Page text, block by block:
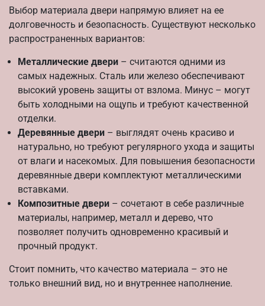
Выбор материала двери напрямую влияет на ее
долговечность и безопасность. Существуют несколько
распространенных вариантов:
Металлические двери – считаются одними из
самых надежных. Сталь или железо обеспечивают
высокий уровень защиты от взлома. Минус – могут
быть холодными на ощупь и требуют качественной
отделки.
Деревянные двери – выглядят очень красиво и
натурально, но требуют регулярного ухода и защиты
от влаги и насекомых. Для повышения безопасности
деревянные двери комплектуют металлическими
вставками.
Композитные двери – сочетают в себе различные
материалы, например, металл и дерево, что
позволяет получить одновременно красивый и
прочный продукт.
Стоит помнить, что качество материала – это не
только внешний вид, но и внутреннее наполнение.